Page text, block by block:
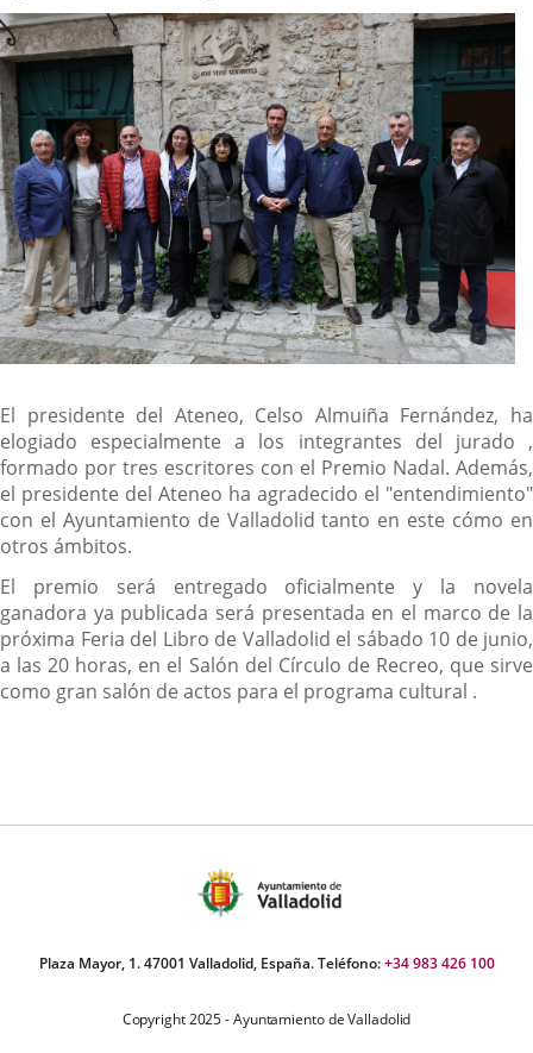
El presidente del Ateneo, Celso Almuiña Fernández, ha
elogiado especialmente a los integrantes del jurado ,
formado por tres escritores con el Premio Nadal. Además,
el presidente del Ateneo ha agradecido el "entendimiento"
con el Ayuntamiento de Valladolid tanto en este cómo en
otros ámbitos.
El premio será entregado oficialmente y la novela
ganadora ya publicada será presentada en el marco de la
próxima Feria del Libro de Valladolid el sábado 10 de junio,
a las 20 horas, en el Salón del Círculo de Recreo, que sirve
como gran salón de actos para el programa cultural .
Plaza Mayor, 1. 47001 Valladolid, España. Teléfono:+34 983 426 100
Copyright 2025 - Ayuntamiento de Valladolid